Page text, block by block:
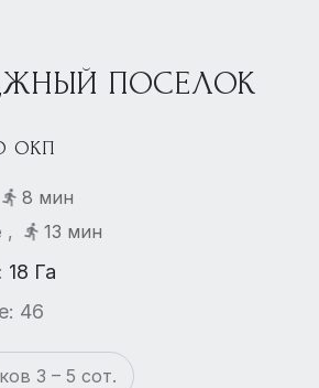
ПОСЕЛОК
ОКП
8 мин
,
13 мин
18 Га
46
3 – 5 сот.